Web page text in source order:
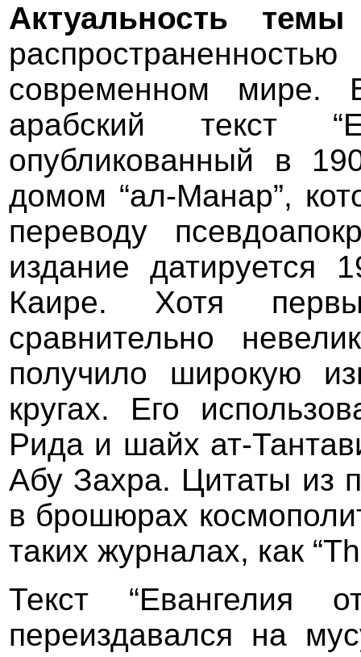
Актуальность темы
современном мире.
арабский текст
опубликованный в
домом “ал-Манар”,
переводу
издание
Каире. Хотя
сравнительно
получило широкую
кругах. Его
Рида и шайх ат-
Абу Захра. Цитаты из
в брошюрах
таких журналах, как
Текст “Евангелия
переиздавался на